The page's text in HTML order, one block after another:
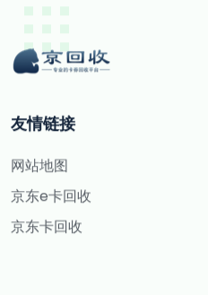
友情链接
网站地图
京东e卡回收
京东卡回收